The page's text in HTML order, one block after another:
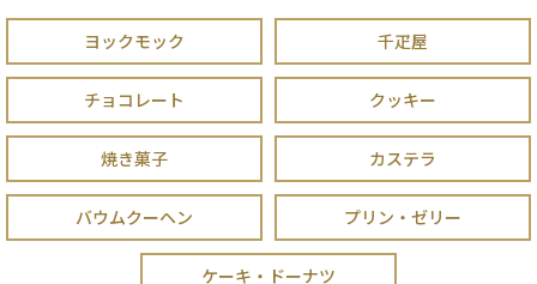
ヨックモック 千疋屋
チョコレート クッキー
焼き菓子 カステラ
バウムクーヘン プリン・ゼリー
ケーキ・ドーナツ